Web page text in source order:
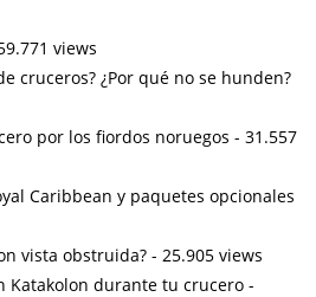
views
cruceros? ¿Por qué no se hunden?
por los fiordos noruegos - 31.557
Caribbean y paquetes opcionales
vista obstruida? - 25.905 views
Katakolon durante tu crucero -